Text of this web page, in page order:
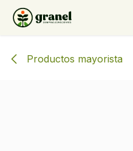
Ir al contenido
Productos mayorista